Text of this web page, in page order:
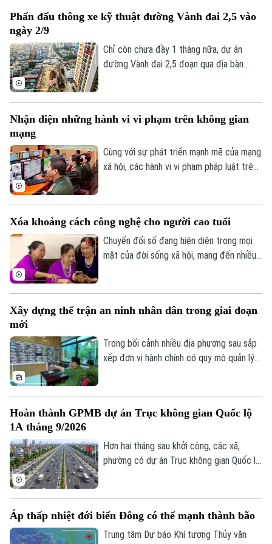
Tư vấn sức khỏe
Bóng đá
Quần vợt
Golf
Giải trí
Tin tức
Sao
Điện ảnh
Thời trang
Âm nhạc
Đã phát sóng
không phân biệt chơi một game hay nhiều
phút.
Phấn đấu thông xe kỹ thuật đường Vành đai 2,5 vào
ngày 2/9
Chỉ còn chưa đầy 1 tháng nữa, dự án
đường Vành đai 2,5 đoạn qua địa bàn
thi công đang diễn ra vô cùng khẩn
trình cũng như tiến độ thành phố đã đề
ra.
Nhận diện những hành vi vi phạm trên không gian
mạng
Cùng với sự phát triển mạnh mẽ của mạng
xã hội, các hành vi vi phạm pháp luật trên
diễn biến phức tạp. Vậy đâu là ranh giới
giữa quyền tự do ngôn luận và hành vi vi
phạm pháp luật?
Xóa khoảng cách công nghệ cho người cao tuổi
Chuyển đổi số đang hiện diện trong mọi
mặt của đời sống xã hội, mang đến nhiều
khăn trong tiếp cận và sử dụng các nền
Xây dựng thế trận an ninh nhân dân trong giai đoạn
mới
Trong bối cảnh nhiều địa phương sau sắp
xếp đơn vị hành chính có quy mô quản lý
việc phát huy sức mạnh của nhân dân, xây
công nghệ trong kết nối, trao đổi thông
tin đang trở thành giải pháp quan trọng
Hoàn thành GPMB dự án Trục không gian Quốc lộ
1A tháng 9/2026
Hơn hai tháng sau khởi công, các xã,
phường có dự án Trục không gian Quốc lộ
triển khai đồng bộ dự án gần 162.000 tỷ
đồng.
Áp thấp nhiệt đới biển Đông có thể mạnh thành bão
Trung tâm Dự báo Khí tượng Thủy văn